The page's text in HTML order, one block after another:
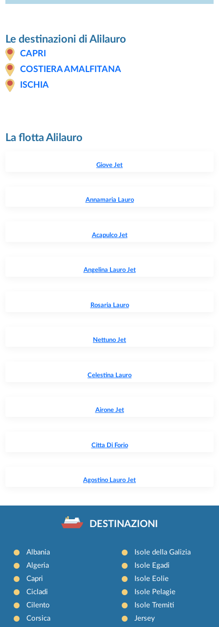
Le destinazioni di Alilauro
CAPRI
COSTIERA AMALFITANA
ISCHIA
La flotta Alilauro
Giove Jet
Annamaria Lauro
Acapulco Jet
Angelina Lauro Jet
Rosaria Lauro
Nettuno Jet
Celestina Lauro
Airone Jet
Citta Di Forio
Agostino Lauro Jet
DESTINAZIONI
Albania
Algeria
Capri
Cicladi
Cilento
Corsica
Isole della Galizia
Isole Egadi
Isole Eolie
Isole Pelagie
Isole Tremiti
Jersey